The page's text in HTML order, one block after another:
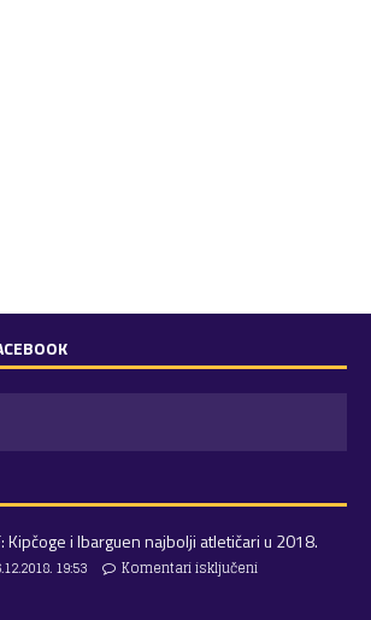
Kipčoge i Ibarguen najbolji atletičari u 2018.
19:53 Komentari isključeni